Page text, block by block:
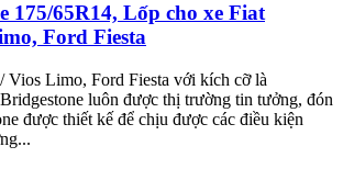
175/65R14, Lốp cho xe Fiat
Ford Fiesta
Limo, Ford Fiesta với kích cỡ là
luôn được thị trường tin tưởng, đón
được thiết kế để chịu được các điều kiện